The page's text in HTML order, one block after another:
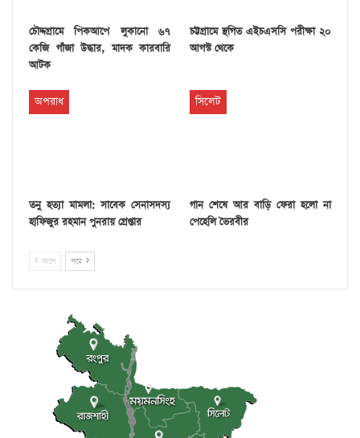
চৌদ্দগ্রামে পিকআপে লুকানো ৬৭
কেজি গাঁজা উদ্ধার, মাদক কারবারি
আটক
চট্টগ্রামে স্থগিত এইচএসসি পরীক্ষা ২০
আগস্ট থেকে
অপরাধ
তনু হত্যা মামলা: সাবেক সেনাসদস্য
হাফিজুর রহমান পুনরায় গ্রেপ্তার
সিলেট
গান শেষে আর বাড়ি ফেরা হলো না
পেহেলি ভৈরবীর
আগে পরে